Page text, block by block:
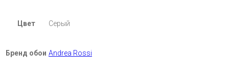
Цвет Серый
Бренд обои Andrea Rossi